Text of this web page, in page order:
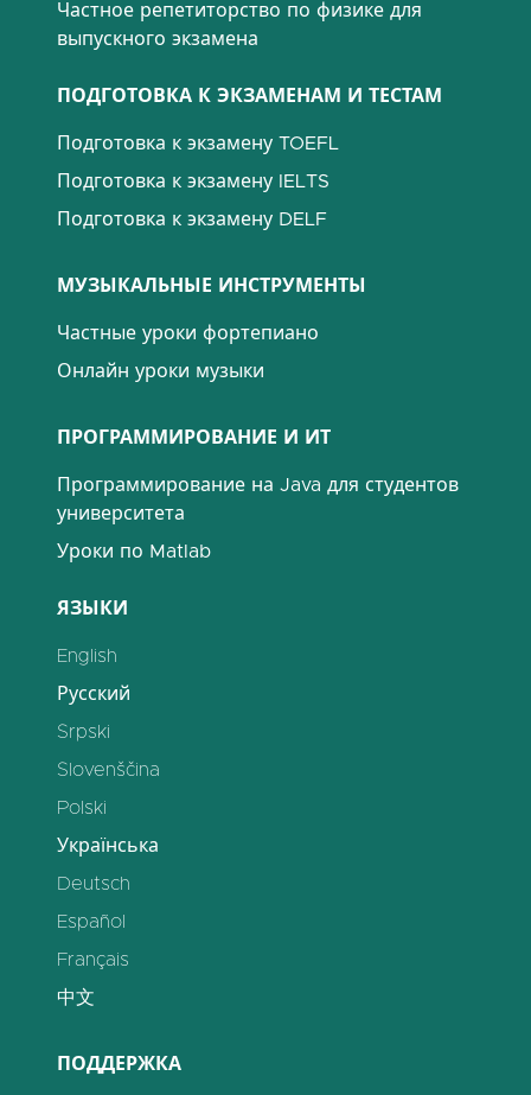
Частное репетиторство по физике для
выпускного экзамена
ПОДГОТОВКА К ЭКЗАМЕНАМ И ТЕСТАМ
Подготовка к экзамену TOEFL
Подготовка к экзамену IELTS
Подготовка к экзамену DELF
МУЗЫКАЛЬНЫЕ ИНСТРУМЕНТЫ
Частные уроки фортепиано
Онлайн уроки музыки
ПРОГРАММИРОВАНИЕ И ИТ
Программирование на Java для студентов
университета
Уроки по Matlab
ЯЗЫКИ
English
Русский
Srpski
Slovenščina
Polski
Українська
Deutsch
Español
Français
中文
ПОДДЕРЖКА